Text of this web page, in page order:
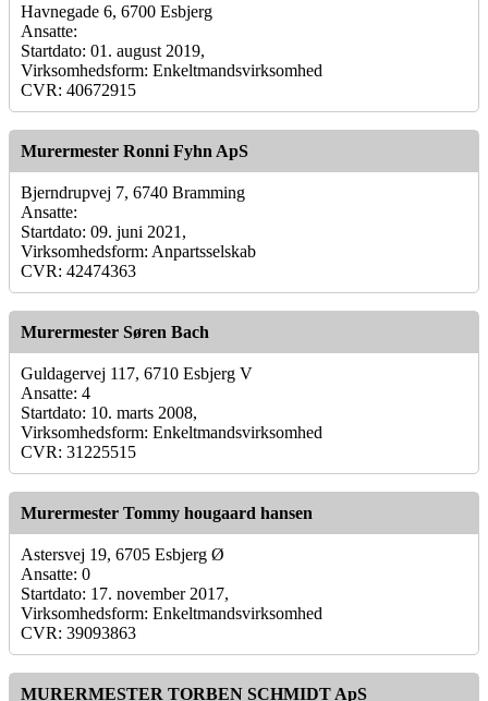
Havnegade 6, 6700 Esbjerg
Ansatte:
Startdato: 01. august 2019,
Virksomhedsform: Enkeltmandsvirksomhed
CVR: 40672915
Murermester Ronni Fyhn ApS
Bjerndrupvej 7, 6740 Bramming
Ansatte:
Startdato: 09. juni 2021,
Virksomhedsform: Anpartsselskab
CVR: 42474363
Murermester Søren Bach
Guldagervej 117, 6710 Esbjerg V
Ansatte: 4
Startdato: 10. marts 2008,
Virksomhedsform: Enkeltmandsvirksomhed
CVR: 31225515
Murermester Tommy hougaard hansen
Astersvej 19, 6705 Esbjerg Ø
Ansatte: 0
Startdato: 17. november 2017,
Virksomhedsform: Enkeltmandsvirksomhed
CVR: 39093863
MURERMESTER TORBEN SCHMIDT ApS